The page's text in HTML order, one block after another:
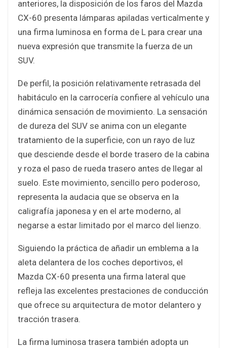
anteriores, la disposición de los faros del Mazda
CX-60 presenta lámparas apiladas verticalmente y
una firma luminosa en forma de L para crear una
nueva expresión que transmite la fuerza de un
SUV.
De perfil, la posición relativamente retrasada del
habitáculo en la carrocería confiere al vehículo una
dinámica sensación de movimiento. La sensación
de dureza del SUV se anima con un elegante
tratamiento de la superficie, con un rayo de luz
que desciende desde el borde trasero de la cabina
y roza el paso de rueda trasero antes de llegar al
suelo. Este movimiento, sencillo pero poderoso,
representa la audacia que se observa en la
caligrafía japonesa y en el arte moderno, al
negarse a estar limitado por el marco del lienzo.
Siguiendo la práctica de añadir un emblema a la
aleta delantera de los coches deportivos, el
Mazda CX-60 presenta una firma lateral que
refleja las excelentes prestaciones de conducción
que ofrece su arquitectura de motor delantero y
tracción trasera.
La firma luminosa trasera también adopta un